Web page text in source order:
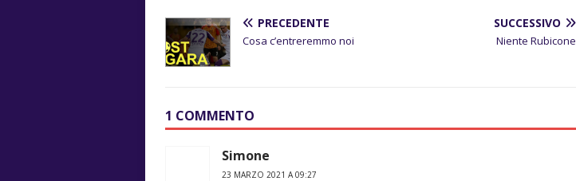
PRECEDENTE
Cosa c’entreremmo noi
SUCCESSIVO
Niente Rubicone
1 COMMENTO
Simone
23 MARZO 2021 A 09:27